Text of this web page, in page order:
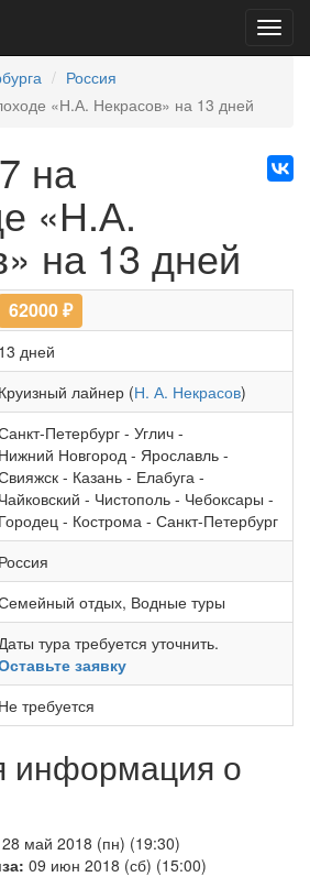
Россия
«Н.А. Некрасов» на 13 дней
на
«Н.А.
на 13 дней
62000₽
13 дней
Круизный лайнер (Н. А. Некрасов)
Петербург - Углич -
Нижний Новгород - Ярославль -
- Казань - Елабуга -
Чайковский - Чистополь - Чебоксары -
Городец - Кострома - Санкт-Петербург
Россия
отдых, Водные туры
тура требуется уточнить.
заявку
Не требуется
информация о
28 май 2018 (пн) (19:30)
09 июн 2018 (сб) (15:00)